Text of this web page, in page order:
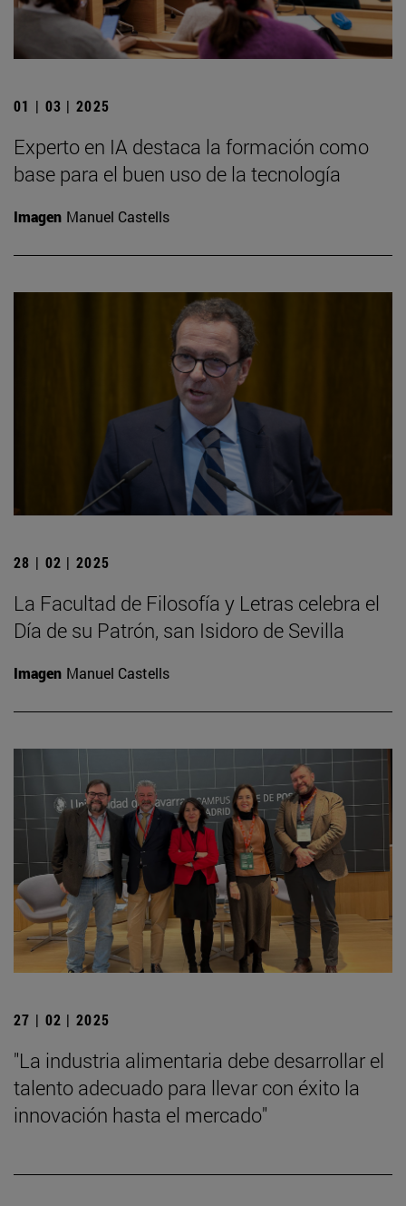
01 | 03 | 2025
Experto en IA destaca la formación como
base para el buen uso de la tecnología
Imagen Manuel Castells
28 | 02 | 2025
La Facultad de Filosofía y Letras celebra el
Día de su Patrón, san Isidoro de Sevilla
Imagen Manuel Castells
27 | 02 | 2025
"La industria alimentaria debe desarrollar el
talento adecuado para llevar con éxito la
innovación hasta el mercado"